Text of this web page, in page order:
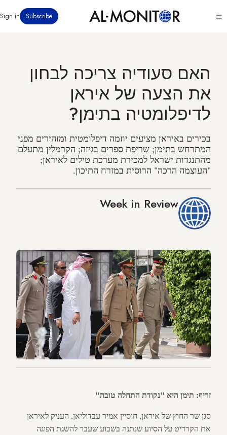
לתוכן
Subscribe
Sign in
האם סעודיה צריכה לבחון
את הצעה של איראן
לדיפלומטיה בתימן?
בכירים באיראן מציעים יוזמה דיפלומטית ומזהירים מפני
המתרחש בתימן; שריפת ספרים בגיזה; הקרמלין מתעלם
מהתנגדות ישראל למכירת מערכת טילים לאיראן;
"העוצמה הרכה" הרוסית במזרח התיכון.
Week in Review
זריף: תימן היא "נקודת התחלה טובה"
סגן שר החוץ של איראן, חוסיין אמיר עבדוליאן, העניק לאיראן
את הקרדיט על הסיוע שנתנה בשבוע שעבר להשגת הפוגה